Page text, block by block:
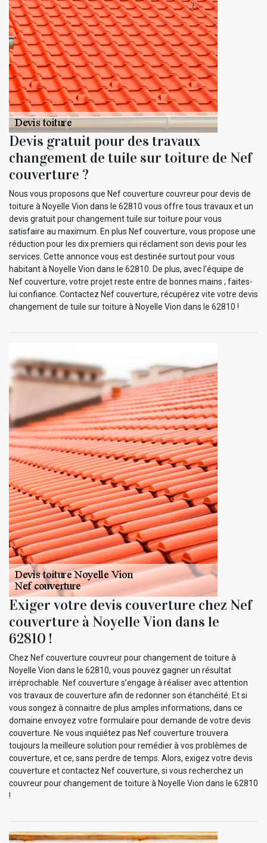
Devis gratuit pour des travaux
changement de tuile sur toiture de Nef
couverture ?
Nous vous proposons que Nef couverture couvreur pour devis de
toiture à Noyelle Vion dans le 62810 vous offre tous travaux et un
devis gratuit pour changement tuile sur toiture pour vous
satisfaire au maximum. En plus Nef couverture, vous propose une
réduction pour les dix premiers qui réclament son devis pour les
services. Cette annonce vous est destinée surtout pour vous
habitant à Noyelle Vion dans le 62810. De plus, avec l’équipe de
Nef couverture, votre projet reste entre de bonnes mains ; faites-
lui confiance. Contactez Nef couverture, récupérez vite votre devis
changement de tuile sur toiture à Noyelle Vion dans le 62810 !
Exiger votre devis couverture chez Nef
couverture à Noyelle Vion dans le
62810 !
Chez Nef couverture couvreur pour changement de toiture à
Noyelle Vion dans le 62810, vous pouvez gagner un résultat
irréprochable. Nef couverture s’engage à réaliser avec attention
vos travaux de couverture afin de redonner son étanchéité. Et si
vous songez à connaitre de plus amples informations, dans ce
domaine envoyez votre formulaire pour demande de votre devis
couverture. Ne vous inquiétez pas Nef couverture trouvera
toujours la meilleure solution pour remédier à vos problèmes de
couverture, et ce, sans perdre de temps. Alors, exigez votre devis
couverture et contactez Nef couverture, si vous recherchez un
couvreur pour changement de toiture à Noyelle Vion dans le 62810
!